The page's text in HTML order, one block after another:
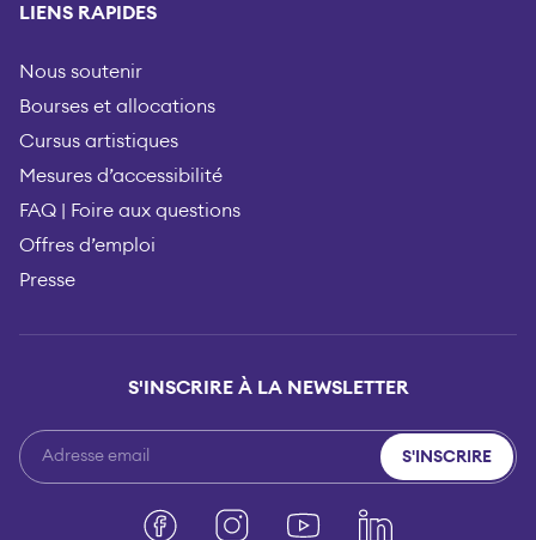
LIENS RAPIDES
Nous soutenir
Bourses et allocations
Cursus artistiques
Mesures d’accessibilité
FAQ | Foire aux questions
Offres d’emploi
Presse
S'INSCRIRE À LA NEWSLETTER
S'INSCRIRE
FacebookInstagramYouTubeLinkedIn